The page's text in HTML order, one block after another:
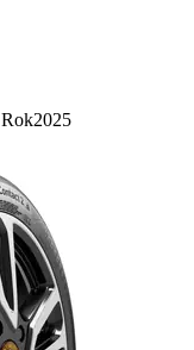
Rok2025